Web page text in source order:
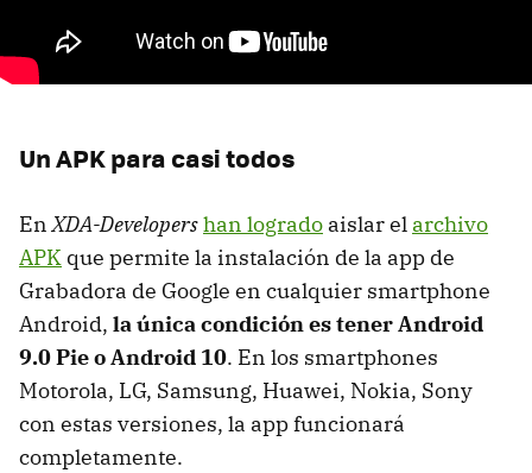
Un APK para casi todos
EnXDA-Developershan logrado aislar el archivo
APK que permite la instalación de la app de
Grabadora de Google en cualquier smartphone
Android, la única condición es tener Android
9.0 Pie o Android 10. En los smartphones
Motorola, LG, Samsung, Huawei, Nokia, Sony
con estas versiones, la app funcionará
completamente.